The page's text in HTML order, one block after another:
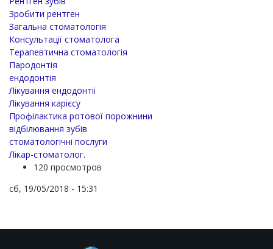
Зробити рентген
Загальна стоматологія
Консультації стоматолога
Терапевтична стоматологія
Пародонтія
ендодонтія
Лікування ендодонтії
Лікування карієсу
Профілактика ротової порожнини
відбілювання зубів
стоматологічні послуги
Лікар-стоматолог.
120 просмотров
сб, 19/05/2018 - 15:31